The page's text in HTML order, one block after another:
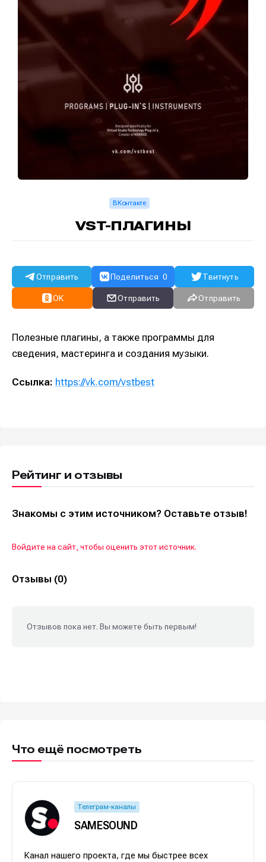
ВКонтакте
VST-ПЛАГИНЫ
Отправить Поделиться 0 Твитнуть
OK Отправить Отправить
Полезные плагины, а также программы для
сведения, мастеринга и создания музыки.
Ссылка: https://vk.com/vstbest
Рейтинг и отзывы
Знакомы с этим источником? Оставьте отзыв!
Войдите на сайт, чтобы оценить этот источник.
Отзывы (0)
Отзывов пока нет. Вы можете быть первым!
Что ещё посмотреть
Телеграм-каналы
SAMESOUND
Канал нашего проекта, где мы быстрее всех